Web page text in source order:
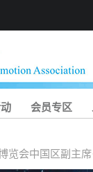
会员专区
览会中国区副主